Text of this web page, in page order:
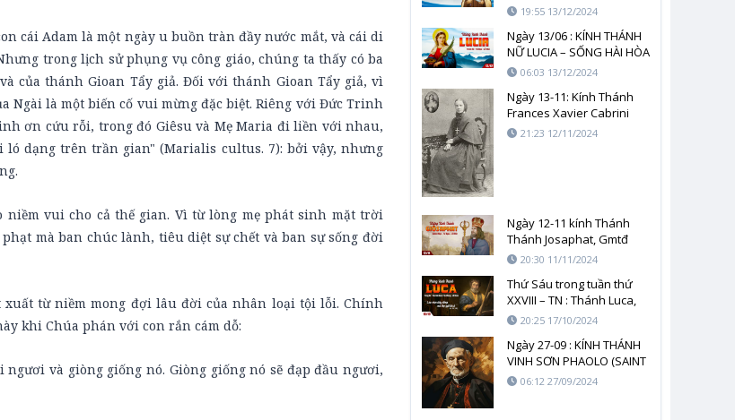
cái Adam là một ngày u buồn tràn đầy nước mắt, và cái di
trong lịch sử phụng vụ công giáo, chúng ta thấy có ba
của thánh Gioan Tẩy giả. Đối với thánh Gioan Tẩy giả, vì
Ngài là một biến cố vui mừng đặc biệt. Riêng với Đức Trinh
ơn cứu rỗi, trong đó Giêsu và Mẹ Maria đi liền với nhau,
dạng trên trần gian" (Marialis cultus. 7): bởi vậy, nhưng
vui cho cả thế gian. Vì từ lòng mẹ phát sinh mặt trời
mà ban chúc lành, tiêu diệt sự chết và ban sự sống đời
từ niềm mong đợi lâu đời của nhân loại tội lỗi. Chính
khi Chúa phán với con rắn cám dỗ:
và giòng giống nó. Giòng giống nó sẽ đạp đầu ngươi,
19:55 13/12/2024
Ngày 13/06 : KÍNH THÁNH
NỮ LUCIA – SỐNG HÀI HÒA
06:03 13/12/2024
Ngày 13-11: Kính Thánh
Frances Xavier Cabrini
21:23 12/11/2024
Ngày 12-11 kính Thánh
Thánh Josaphat, Gmtđ
20:30 11/11/2024
Thứ Sáu trong tuần thứ
XXVIII – TN : Thánh Luca,
Thánh Sử
20:25 17/10/2024
Ngày 27-09 : KÍNH THÁNH
VINH SƠN PHAOLO (SAINT
VINCENT DE PAUL)
06:12 27/09/2024